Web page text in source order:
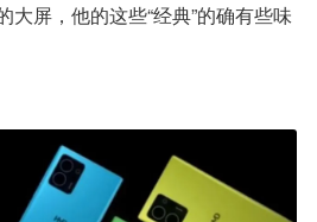
大屏，他的这些“经典”的确有些味